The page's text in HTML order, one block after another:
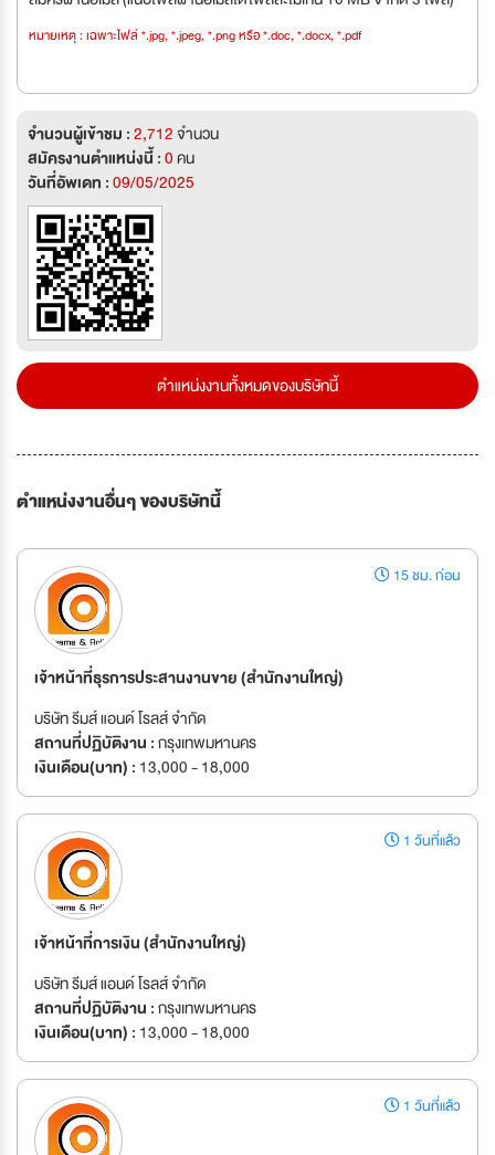
หมายเหตุ : เฉพาะไฟล์ *.jpg, *.jpeg, *.png หรือ *.doc, *.docx, *.pdf
จำนวนผู้เข้าชม :2,712จำนวน
สมัครงานตำแหน่งนี้ :0คน
วันที่อัพเดท :09/05/2025
ตำแหน่งงานทั้งหมดของบริษัทนี้
ตำแหน่งงานอื่นๆ ของบริษัทนี้
15 ชม. ก่อน
เจ้าหน้าที่ธุรการประสานงานขาย (สำนักงานใหญ่)
บริษัท รีมส์ แอนด์ โรลส์ จำกัด
สถานที่ปฏิบัติงาน :กรุงเทพมหานคร
เงินเดือน(บาท) : 13,000 - 18,000
1 วันที่แล้ว
เจ้าหน้าที่การเงิน (สำนักงานใหญ่)
บริษัท รีมส์ แอนด์ โรลส์ จำกัด
สถานที่ปฏิบัติงาน :กรุงเทพมหานคร
เงินเดือน(บาท) : 13,000 - 18,000
1 วันที่แล้ว